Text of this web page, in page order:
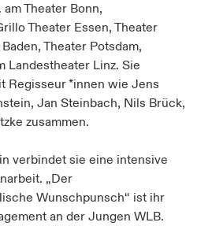
Theater Bonn,
Theater Essen, Theater
Theater Potsdam,
Landestheater Linz. Sie
Regisseur *innen wie Jens
Jan Steinbach, Nils Brück,
zusammen.
verbindet sie eine intensive
„Der
Wunschpunsch“ ist ihr
an der Jungen WLB.